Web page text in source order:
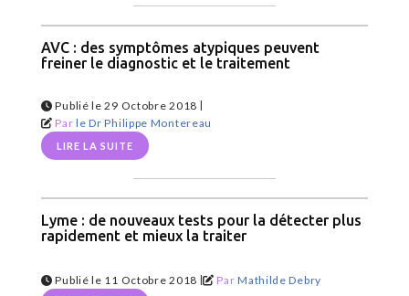
AVC : des symptômes atypiques peuvent
freiner le diagnostic et le traitement
Publié le 29 Octobre 2018 |
Parle Dr Philippe Montereau
LIRE LA SUITE
Lyme : de nouveaux tests pour la détecter plus
rapidement et mieux la traiter
Publié le 11 Octobre 2018 | ParMathilde Debry